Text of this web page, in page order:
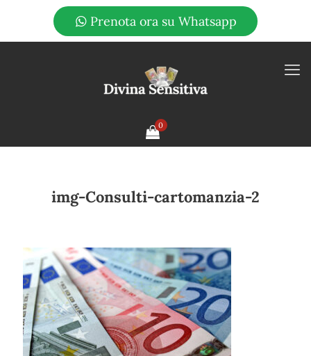
Prenota ora su Whatsapp
0
img-Consulti-cartomanzia-2